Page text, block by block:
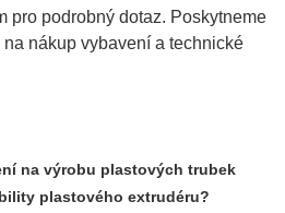
pro podrobný dotaz. Poskytneme
nákup vybavení a technické
na výrobu plastových trubek
plastového extrudéru?